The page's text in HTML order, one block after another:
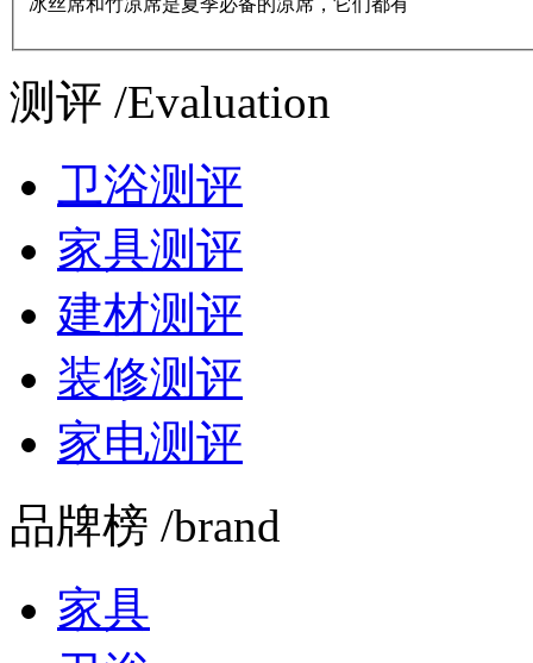
冰丝席和竹凉席是夏季必备的凉席，它们都有
测评 /Evaluation
卫浴测评
家具测评
建材测评
装修测评
家电测评
品牌榜 /brand
家具